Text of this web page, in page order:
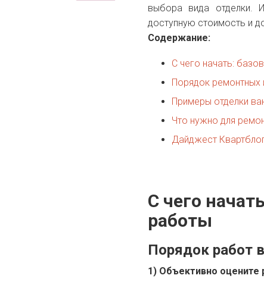
выбора вида отделки.
доступную стоимость и
Содержание:
С чего начать:
Порядок ремонтных
Примеры отделки
Что нужно для
Дайджест
С чего
работы
Порядок работ
1) Объективно оцените